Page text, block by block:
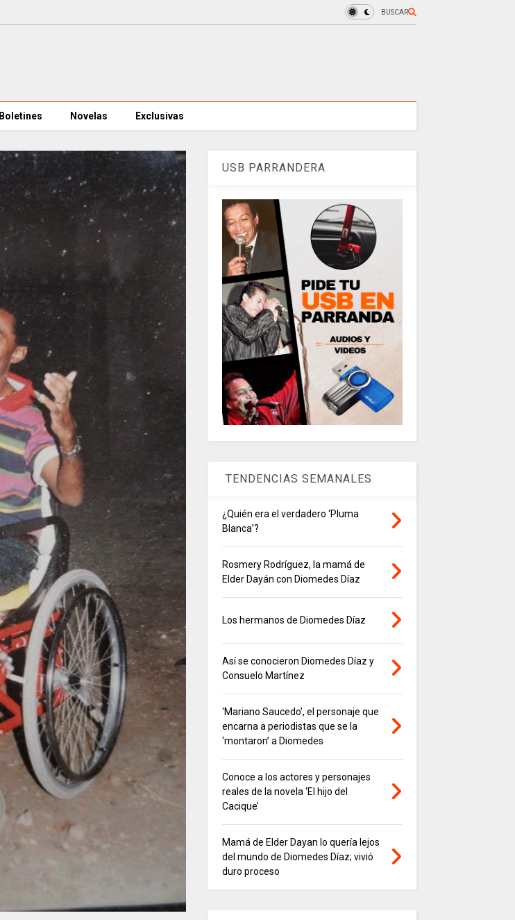
BUSCAR
Boletines Novelas Exclusivas
USB PARRANDERA
TENDENCIAS SEMANALES
¿Quién era el verdadero ‘Pluma
Blanca’?
Rosmery Rodríguez, la mamá de
Elder Dayán con Diomedes Díaz
Los hermanos de Diomedes Díaz
Así se conocieron Diomedes Díaz y
Consuelo Martínez
‘Mariano Saucedo’, el personaje que
encarna a periodistas que se la
‘montaron’ a Diomedes
Conoce a los actores y personajes
reales de la novela ‘El hijo del
Cacique’
Mamá de Elder Dayan lo quería lejos
del mundo de Diomedes Díaz; vivió
duro proceso